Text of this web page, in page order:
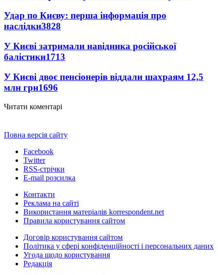
Удар по Києву: перша інформація про
наслідки3828
У Києві затримали навідника російської
балістики1713
У Києві двоє пенсіонерів віддали шахраям 12,5
млн грн1696
Читати коментарі
Повна версія сайту
Facebook
Twitter
RSS-стрічки
E-mail розсилка
Контакти
Реклама на сайті
Використання матеріалів korrespondent.net
Правила користування сайтом
Договір користування сайтом
Політика у сфері конфіденційності і персональних даних
Угода щодо користування
Редакція